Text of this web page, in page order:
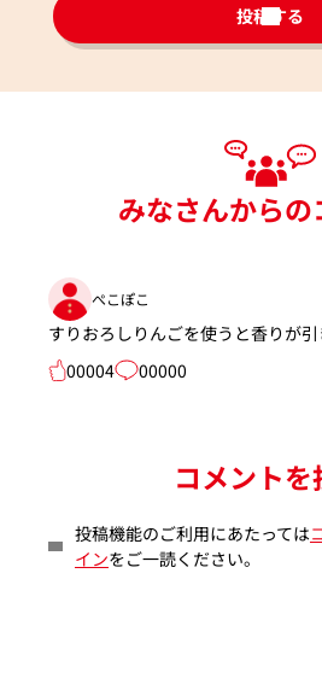
投稿する
みなさんからの
ぺこぽこ
すりおろしりんごを使うと香りが
00004
00000
コメントを
投稿機能のご利用にあたっては
インをご一読ください。